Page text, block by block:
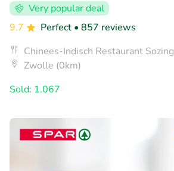
Very popular deal
9.7
Perfect • 857 reviews
Chinees-Indisch Restaurant Sozing
Zwolle (0km)
Sold: 1.067